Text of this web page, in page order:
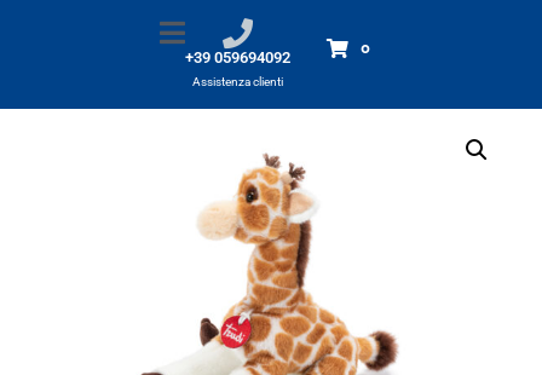
+39 059694092
Assistenza clienti
0
Prodotti Peluche Trudi Giraffa Geltrude S